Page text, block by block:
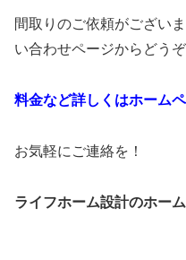
間取りのご依頼がござい
い合わせページからどうぞ
料金など詳しくはホーム
お気軽にご連絡を！
ライフホーム設計のホーム